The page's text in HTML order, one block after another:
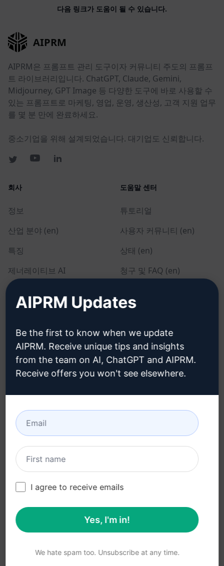
다음 링크가 도움이 될 수 있습니다.
AIPRM
AIPRM은 프롬프트 관리 도구이자 커뮤니티 주도의 프롬프
트 라이브러리입니다. ChatGPT, Claude, Gemini,
Midjourney, GPT Image 등 다양한 도구에 바로 사용할 수
있는 프롬프트로 마케팅, 영업, 운영, 생산성, 고객 지원 업무
를 몇 분 만에 완료하세요.
중소기업을 위해 설계되었습니다. 대기업도 신뢰합니다.
회사
정보
산업 분야 (en)
특징
제너레이티브 AI
팀 요금제 (en)
블로그 (en)
도움말 센터
튜토리얼
사용자 커뮤니티 (en)
상태 (en)
청구 및 FAQ (en)
법률
사용 제한 정책 (en)
이용 약관 (en)
브라우저 확장 약관 (en)
청구 약관 (en)
다운로드
Google 크롬
© 2026
All logos, trademarks, and registered trademarks are the
AIPRM and other related brand names are registered
AIPRM Updates
Be the first to know when we update
AIPRM. Receive unique tips and insights
from the team on AI, ChatGPT and AIPRM.
Receive offers you won't see elsewhere.
I agree to receive emails
Yes, I'm in!
We hate spam too. Unsubscribe at any time.